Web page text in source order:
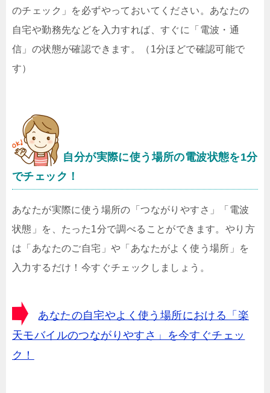
のチェック」を必ずやっておいてください。あなたの
自宅や勤務先などを入力すれば、すぐに「電波・通
信」の状態が確認できます。（1分ほどで確認可能で
す）
自分が実際に使う場所の電波状態を1分
でチェック！
あなたが実際に使う場所の「つながりやすさ」「電波
状態」を、たった1分で調べることができます。やり方
は「あなたのご自宅」や「あなたがよく使う場所」を
入力するだけ！今すぐチェックしましょう。
あなたの自宅やよく使う場所における「楽
天モバイルのつながりやすさ」を今すぐチェッ
ク！